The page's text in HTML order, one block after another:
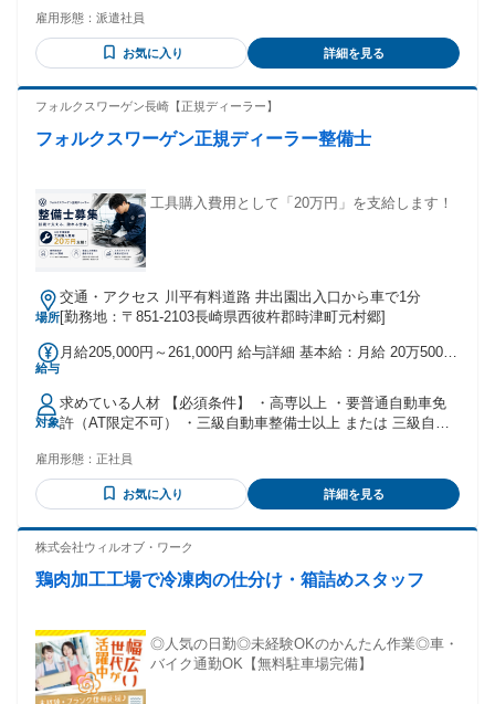
雇用形態： 派遣社員
お気に入り 詳細を見る
フォルクスワーゲン長崎【正規ディーラー】
フォルクスワーゲン正規ディーラー整備士
工具購入費用として「20万円」を支給します！
場所
交通・アクセス 川平有料道路 井出園出入口から車で1分
[勤務地：〒851-2103長崎県西彼杵郡時津町元村郷]
給与
月給205,000円～261,000円 給与詳細 基本給：月給 20万5000
で支払われる通勤・皆勤・家族手当金額：なし 全員に一律で
支払われるその他手当金額：なし ＜昇給＞ ・年1回（4月）
＜賞与＞ ・年2回（7月・12月） ＜各種手当＞ ・通勤手当 ・
残業手当 ・奨励金手当 ・家族手当 ・職責手当 ・等級手当 ・
対象
求めている人材 【必須条件】 ・高専以上 ・要普通自動車免
許（AT限定不可） ・三級自動車整備士以上 または 三級自動
験、スキルを考慮の上、決定していきます。
雇用形態： 正社員
お気に入り 詳細を見る
株式会社ウィルオブ・ワーク
鶏肉加工工場で冷凍肉の仕分け・箱詰めスタッフ
◎人気の日勤◎未経験OKのかんたん作業◎車・
バイク通勤OK【無料駐車場完備】